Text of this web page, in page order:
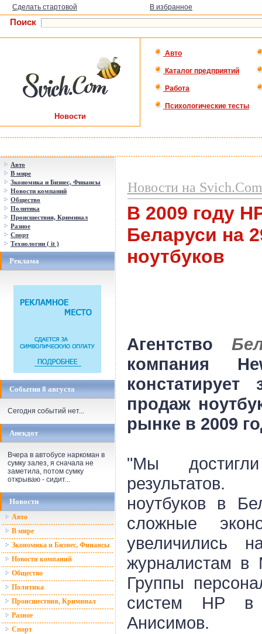
Сделать стартовой В избранное
Поиск
Новости
Авто
Каталог предприятий
Работа
Психологические тесты
Авто
В мире
Зкономика и Бизнес, Финансы
Новости компаний
Общество
Политика
Происшествия, Криминал
Разное
Спорт
Технологии ( it )
Реклама
События 8 августа
Сегодня событий нет...
Анекдот
Вчера в автобусе наркоман в
сумку залез, я сначала не
заметила, потом сумку
открываю - сидит...
Новости
Авто
В мире
Зкономика и Бизнес, Финансы
Новости компаний
Общество
Политика
Происшествия, Криминал
Разное
Спорт
Новости на Svich.Com
В 2009 году
Беларуси на
ноутбуков
Агентство
компания
констатирует
продаж
рынке в 2009
"Мы
ноутбуков в
сложные
увеличились
журналистам в
Группы
систем НР в
Анисимов.